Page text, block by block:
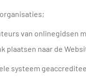
van onlinegidsen
plaatsen naar de
systeem